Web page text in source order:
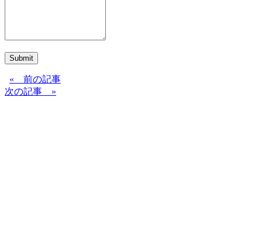
Submit
« 前の記事
次の記事 »